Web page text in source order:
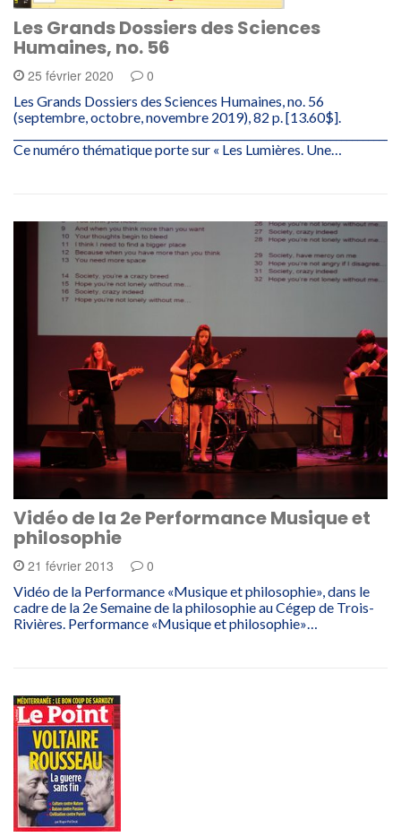
Les Grands Dossiers des Sciences
Humaines, no. 56
25 février 2020 0
Les Grands Dossiers des Sciences Humaines, no. 56
(septembre, octobre, novembre 2019), 82 p. [13.60$].
Ce numéro thématique porte sur « Les Lumières. Une…
Vidéo de la 2e Performance Musique et
philosophie
21 février 2013 0
Vidéo de la Performance «Musique et philosophie», dans le
cadre de la 2e Semaine de la philosophie au Cégep de Trois-
Rivières. Performance «Musique et philosophie»…